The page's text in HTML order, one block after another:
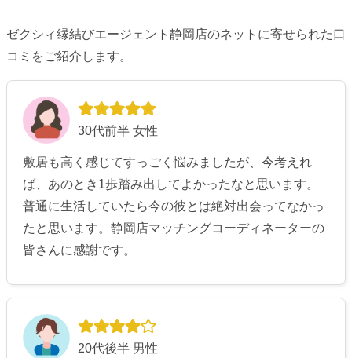
ゼクシィ縁結びエージェント静岡店のネットに寄せられた口
コミをご紹介します。
30代前半 女性
敷居も高く感じてすっごく悩みましたが、今考えれ
ば、あのとき1歩踏み出してよかったなと思います。
普通に生活していたら今の彼とは絶対出会ってなかっ
たと思います。静岡店マッチングコーディネーターの
皆さんに感謝です。
20代後半 男性